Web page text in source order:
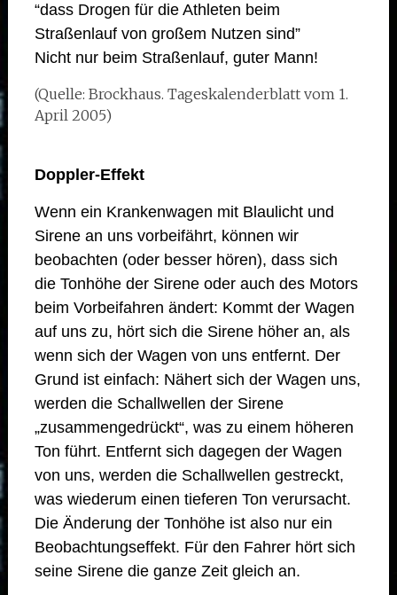
“dass Drogen für die Athleten beim
Straßenlauf von großem Nutzen sind”
Nicht nur beim Straßenlauf, guter Mann!
(Quelle: Brockhaus. Tageskalenderblatt vom 1.
April 2005)
Doppler-Effekt
Wenn ein Krankenwagen mit Blaulicht und
Sirene an uns vorbeifährt, können wir
beobachten (oder besser hören), dass sich
die Tonhöhe der Sirene oder auch des Motors
beim Vorbeifahren ändert: Kommt der Wagen
auf uns zu, hört sich die Sirene höher an, als
wenn sich der Wagen von uns entfernt. Der
Grund ist einfach: Nähert sich der Wagen uns,
werden die Schallwellen der Sirene
„zusammengedrückt“, was zu einem höheren
Ton führt. Entfernt sich dagegen der Wagen
von uns, werden die Schallwellen gestreckt,
was wiederum einen tieferen Ton verursacht.
Die Änderung der Tonhöhe ist also nur ein
Beobachtungseffekt. Für den Fahrer hört sich
seine Sirene die ganze Zeit gleich an.